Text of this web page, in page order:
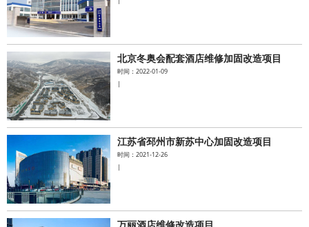
北京冬奥会配套酒店维修加固改造项目
时间：2022-01-09
|
江苏省邳州市新苏中心加固改造项目
时间：2021-12-26
|
万丽酒店维修改造项目